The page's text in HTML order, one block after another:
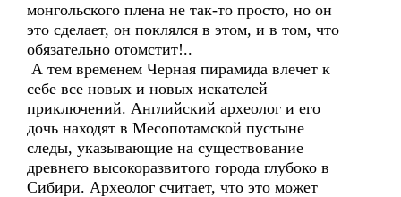
монгольского плена не так-то просто, но он
это сделает, он поклялся в этом, и в том, что
обязательно отомстит!..
А тем временем Черная пирамида влечет к
себе все новых и новых искателей
приключений. Английский археолог и его
дочь находят в Месопотамской пустыне
следы, указывающие на существование
древнего высокоразвитого города глубоко в
Сибири. Археолог считает, что это может